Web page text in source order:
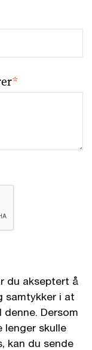
*
du akseptert å
samtykker i at
Dersom
lenger skulle
kan du sende